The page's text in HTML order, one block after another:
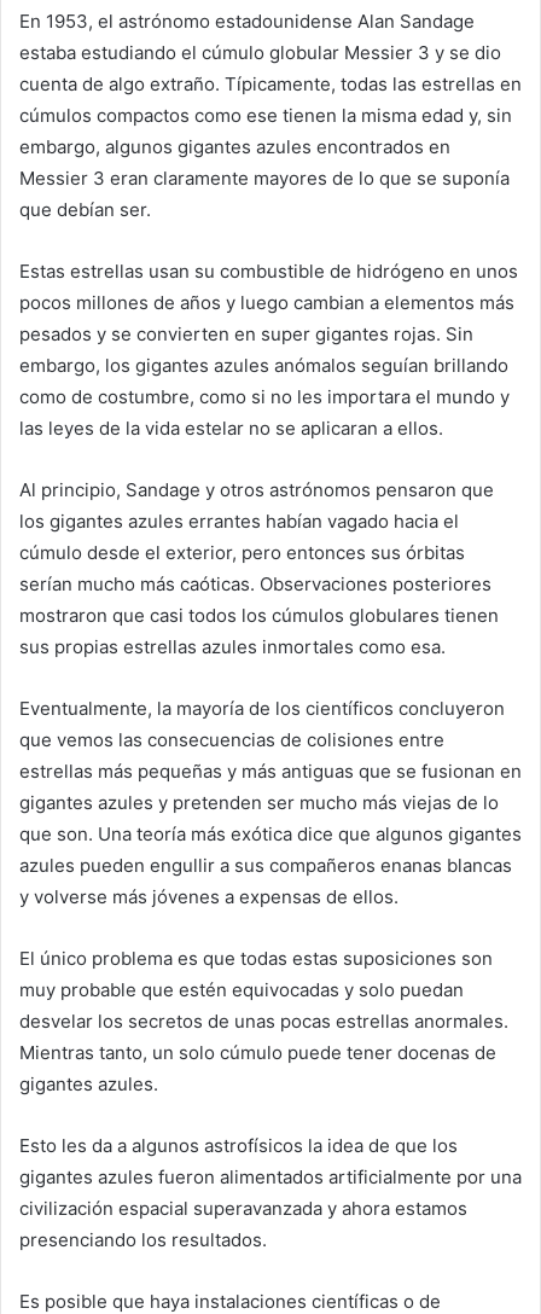
En 1953, el astrónomo estadounidense Alan Sandage
estaba estudiando el cúmulo globular Messier 3 y se dio
cuenta de algo extraño. Típicamente, todas las estrellas en
cúmulos compactos como ese tienen la misma edad y, sin
embargo, algunos gigantes azules encontrados en
Messier 3 eran claramente mayores de lo que se suponía
que debían ser.
Estas estrellas usan su combustible de hidrógeno en unos
pocos millones de años y luego cambian a elementos más
pesados y se convierten en super gigantes rojas. Sin
embargo, los gigantes azules anómalos seguían brillando
como de costumbre, como si no les importara el mundo y
las leyes de la vida estelar no se aplicaran a ellos.
Al principio, Sandage y otros astrónomos pensaron que
los gigantes azules errantes habían vagado hacia el
cúmulo desde el exterior, pero entonces sus órbitas
serían mucho más caóticas. Observaciones posteriores
mostraron que casi todos los cúmulos globulares tienen
sus propias estrellas azules inmortales como esa.
Eventualmente, la mayoría de los científicos concluyeron
que vemos las consecuencias de colisiones entre
estrellas más pequeñas y más antiguas que se fusionan en
gigantes azules y pretenden ser mucho más viejas de lo
que son. Una teoría más exótica dice que algunos gigantes
azules pueden engullir a sus compañeros enanas blancas
y volverse más jóvenes a expensas de ellos.
El único problema es que todas estas suposiciones son
muy probable que estén equivocadas y solo puedan
desvelar los secretos de unas pocas estrellas anormales.
Mientras tanto, un solo cúmulo puede tener docenas de
gigantes azules.
Esto les da a algunos astrofísicos la idea de que los
gigantes azules fueron alimentados artificialmente por una
civilización espacial superavanzada y ahora estamos
presenciando los resultados.
Es posible que haya instalaciones científicas o de